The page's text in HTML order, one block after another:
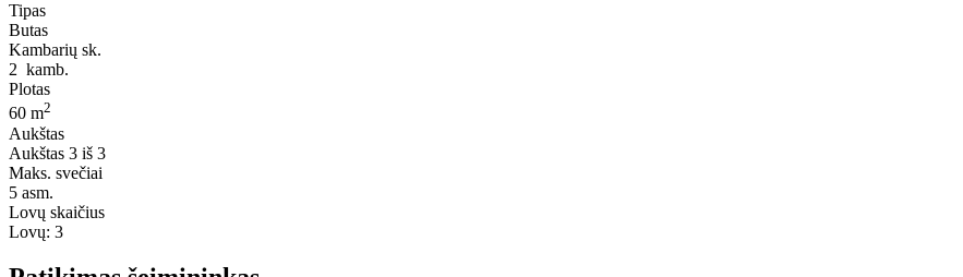
Tipas
Butas
Kambarių sk.
2 kamb.
Plotas
60 m2
Aukštas
Aukštas 3 iš 3
Maks. svečiai
5 asm.
Lovų skaičius
Lovų: 3